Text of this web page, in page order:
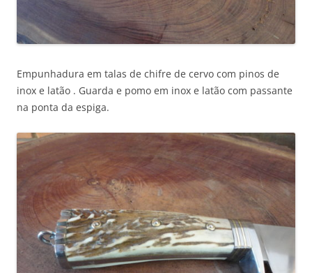
Empunhadura em talas de chifre de cervo com pinos de
inox e latão . Guarda e pomo em inox e latão com passante
na ponta da espiga.